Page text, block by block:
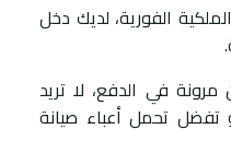
الفورية، لديك دخل
في الدفع، لا تريد
تفضل تحمل أعباء صيانة